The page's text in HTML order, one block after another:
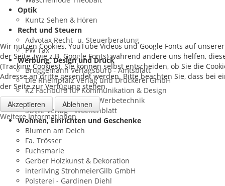
Optik
Kuntz Sehen & Hören
Recht und Steuern
Advotax Recht- u. Steuerberatung
PW Tax
Werbung, Design und Druck
Brüggemann Verlagsbüro - Amtsblatt
Die Rheinpfalz Verlag und Druckerei GmbH
K2 Fachbüro für Kommunikation & Design
Rummel Siebdruck & Werbetechnik
SÜWE Verlag - Wochenblatt
Wohnen, Einrichten und Geschenke
Blumen am Deich
Fa. Trösser
Fuchsmarie
Gerber Holzkunst & Dekoration
interliving StrohmeierGilb GmbH
Polsterei - Gardinen Diehl
Wir nutzen Cookies, YouTube Videos und Google Fonts auf
der Seite, (wie z.B. Google Fonts) während andere uns helfen,
(Tracking Cookies). Sie können selbst entscheiden, ob Sie die
Adresse an dritte gesendet werden. Bitte beachten Sie, dass bei
der Seite zur Verfügung stehen.
Akzeptieren Ablehnen
Weitere Informationen